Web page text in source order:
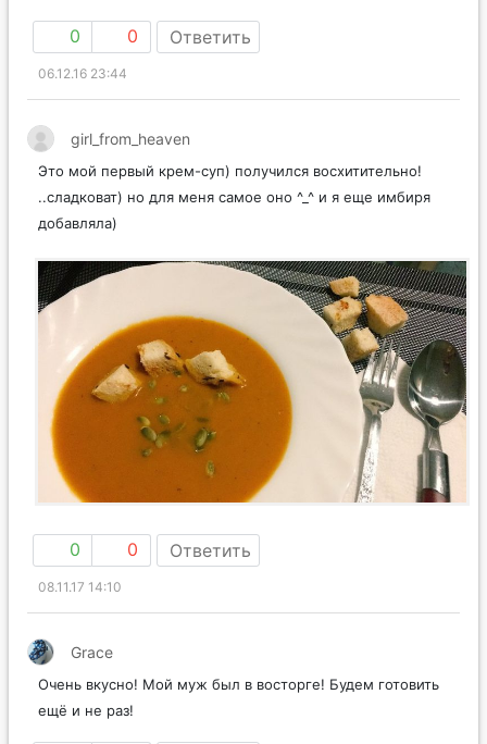
0 0 Ответить
06.12.16 23:44
girl_from_heaven
Это мой первый крем-суп) получился восхитительно!
..сладковат) но для меня самое оно ^_^ и я еще имбиря
добавляла)
0 0 Ответить
08.11.17 14:10
Grace
Очень вкусно! Мой муж был в восторге! Будем готовить
ещё и не раз!